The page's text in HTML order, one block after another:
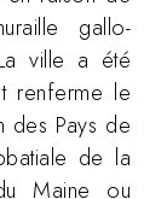
gallo-
ville a été
renferme le
des Pays de
de la
Maine ou